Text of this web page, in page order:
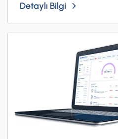
Detaylı Bilgi